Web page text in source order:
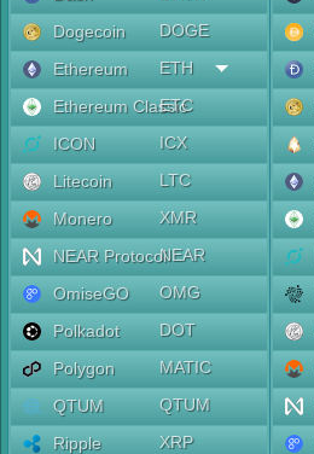
Dogecoin
DOGE
Ethereum
ETH
Ethereum Classic
ETC
ICON
ICX
Litecoin
LTC
Monero
XMR
NEAR ProtocolNEAR
OmiseGO
OMG
Polkadot
DOT
Polygon
MATIC
QTUM
QTUM
Ripple
XRP